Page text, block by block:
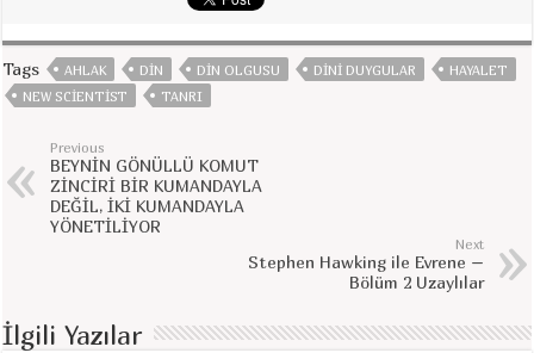
Tags AHLAK DIN DIN OLGUSU DINI DUYGULAR
HAYALET
NEW SCIENTIST
TANRI
Previous
BEYNİN GÖNÜLLÜ KOMUT
ZİNCİRİ BİR KUMANDAYLA
DEĞİL, İKİ KUMANDAYLA
YÖNETİLİYOR
Next
Stephen Hawking ile Evrene –
Bölüm 2 Uzaylılar
İlgili Yazılar